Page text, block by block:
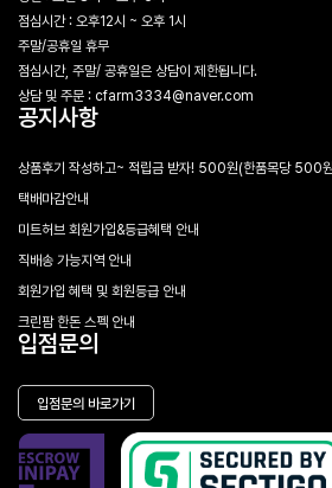
점심시간 : 오후12시 ~ 오후 1시
주말/공휴일 휴무
점심시간, 주말/ 공휴일은 상담이 제한됩니다.
상담 및 주문 : cfarm3334@naver.com
공지사항
상품후기 작성하고~ 적립금 받자! 500원(한품목당 500
택배마감안내
미트허브 회원가입&등급혜택 안내
직배송 가능지역 안내
회원가입 혜택 및 회원등급 안내
크린팜 한돈 스펙 안내
입점문의
입점문의 바로가기